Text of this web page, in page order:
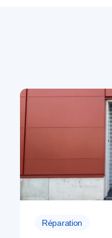
Réparation